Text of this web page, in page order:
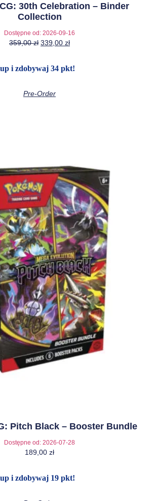
30th Celebration – Binder
Collection
Dostępne od: 2026-09-16
359,00zł 339,00 zł
i zdobywaj 34 pkt!
Pre-Order
Pitch Black – Booster Bundle
Dostępne od: 2026-07-28
189,00 zł
i zdobywaj 19 pkt!